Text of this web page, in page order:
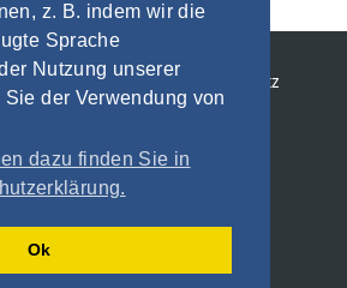
z. B. indem wir die
Sprache
Nutzung unserer
der Verwendung von
dazu finden Sie in
Ok
Datenschutz
Impressum